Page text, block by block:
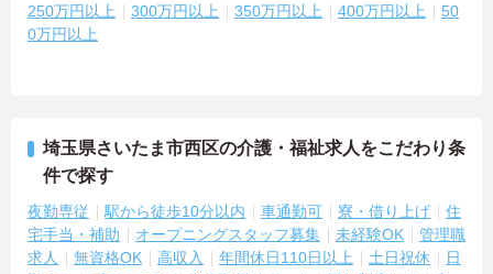
250万円以上 300万円以上 350万円以上 400万円以上
50
0万円以上
埼玉県さいたま市西区の介護・福祉求人をこだわり条
件で探す
夜勤専従 駅から徒歩10分以内 車通勤可 寮・借り上げ
住
宅手当・補助
オープニングスタッフ募集 未経験OK
管理職
求人
無資格OK 高収入 年間休日110日以上 土日祝休
日